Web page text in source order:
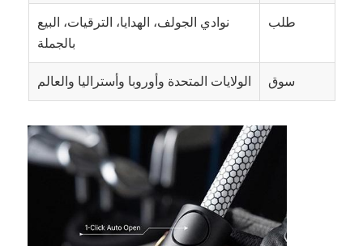
طلب
نوادي الجولف، الهدايا، الترقيات، البيع
بالجملة
سوق الولايات المتحدة وأوروبا وأستراليا والعالم